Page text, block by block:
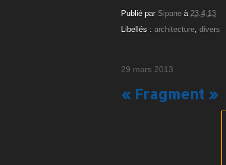
Publié par Sipane à 23.4.13
Libellés : architecture divers
29 mars 2013
« Fragment »